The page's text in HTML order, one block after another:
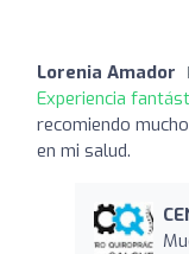
Lorenia Amador
Experiencia
recomiendo
en mi salud.